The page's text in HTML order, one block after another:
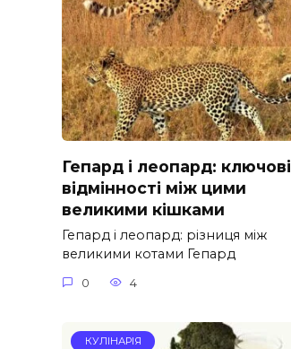
Гепард і леопард: ключові
відмінності між цими
великими кішками
Гепард і леопард: різниця між
великими котами Гепард
0 4
КУЛІНАРІЯ